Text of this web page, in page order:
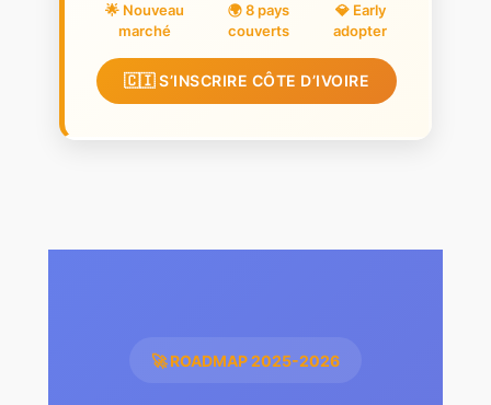
🌟 Nouveau
marché
🌍 8 pays
couverts
💎 Early
adopter
🇨🇮 S’INSCRIRE CÔTE D’IVOIRE
🚀 ROADMAP 2025-2026